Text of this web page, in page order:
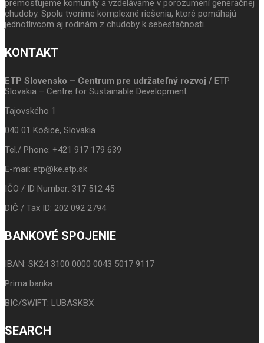
premosťujeme komunity a vzdelávame v porozumení generačnej
chudoby. Spolu tvoríme komplexné riešenia, ktoré pomáhajú
jednotlivcom aj rodinám z chudoby k sebestačnosti.
KONTAKT
ETP Slovensko – Centrum pre udržateľný rozvoj / ETP
Slovakia – Centre for Sustainable Development
Tajovského 1
040 01 Košice, Slovakia
Tel./ Phone: +421 917 179 639
E-mail: etp@ke.etp.sk
IČO / ID Number: 317 512 45
DIČ / Tax ID: 202 092 2794
BANKOVÉ SPOJENIE
IBAN: SK24 3100 0000 0043 5017 9117
Prima banka
BIC/SWIFT: LUBASKBX
SEARCH